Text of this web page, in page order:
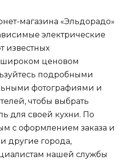
магазина «Эльдорадо»
электрические
известных
ценовом
подробными
фотографиями и
чтобы выбрать
для своей кухни. По
с оформлением заказа и
другие города,
нашей службы